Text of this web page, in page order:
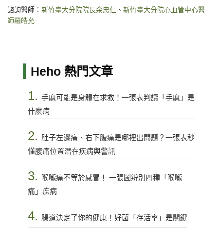
諮詢醫師： 新竹臺大分院院長余忠仁 、 新竹臺大分院心血管中心醫
師羅皓允
Heho 熱門文章
1. 手麻可能是身體在求救！一張表判讀「手麻」是
什麼病
2. 肚子左邊痛、右下腹痛是哪裡出問題？一張表秒
懂腹痛位置潛在疾病與警訊
3.
喉嚨痛不等於感冒！ 一張圖辨別四種「喉嚨
痛」疾病
4. 腸道決定了你的健康！好菌「存活率」是關鍵